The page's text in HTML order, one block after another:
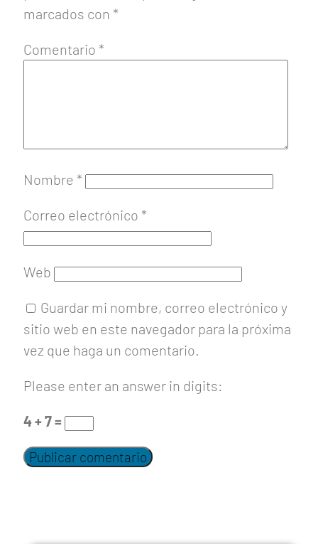
marcados con *
Comentario *
Nombre *
Correo electrónico *
Web
Guardar mi nombre, correo electrónico y
sitio web en este navegador para la próxima
vez que haga un comentario.
Please enter an answer in digits:
4 + 7 =